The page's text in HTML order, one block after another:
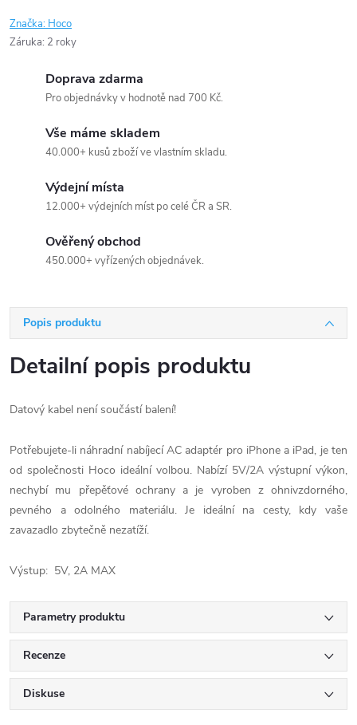
Značka: Hoco
Záruka: 2 roky
Doprava zdarma
Pro objednávky v hodnotě nad 700 Kč.
Vše máme skladem
40.000+ kusů zboží ve vlastním skladu.
Výdejní místa
12.000+ výdejních míst po celé ČR a SR.
Ověřený obchod
450.000+ vyřízených objednávek.
Popis produktu
Detailní popis produktu
Datový kabel není součástí balení!
Potřebujete-li náhradní nabíjecí AC adaptér pro iPhone a iPad, je ten
od společnosti Hoco ideální volbou. Nabízí 5V/2A výstupní výkon,
nechybí mu přepěťové ochrany a je vyroben z ohnivzdorného,
pevného a odolného materiálu. Je ideální na cesty, kdy vaše
zavazadlo zbytečně nezatíží.
Výstup: 5V, 2A MAX
Parametry produktu
Recenze
Diskuse